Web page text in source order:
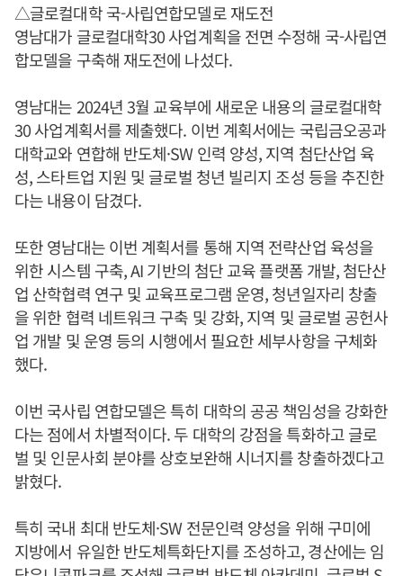
△글로컬대학 국-사립연합모델로 재도전
영남대가 글로컬대학30 사업계획을 전면 수정해 국-사립연
합모델을 구축해 재도전에 나섰다.
영남대는 2024년 3월 교육부에 새로운 내용의 글로컬대학
30 사업계획서를 제출했다. 이번 계획서에는 국립금오공과
대학교와 연합해 반도체·SW 인력 양성, 지역 첨단산업 육
성, 스타트업 지원 및 글로벌 청년 빌리지 조성 등을 추진한
다는 내용이 담겼다.
또한 영남대는 이번 계획서를 통해 지역 전략산업 육성을
위한 시스템 구축, AI 기반의 첨단 교육 플랫폼 개발, 첨단산
업 산학협력 연구 및 교육프로그램 운영, 청년일자리 창출
을 위한 협력 네트워크 구축 및 강화, 지역 및 글로벌 공헌사
업 개발 및 운영 등의 시행에서 필요한 세부사항을 구체화
했다.
이번 국사립 연합모델은 특히 대학의 공공 책임성을 강화한
다는 점에서 차별적이다. 두 대학의 강점을 특화하고 글로
벌 및 인문사회 분야를 상호보완해 시너지를 창출하겠다고
밝혔다.
특히 국내 최대 반도체·SW 전문인력 양성을 위해 구미에
지방에서 유일한 반도체특화단지를 조성하고, 경산에는 임